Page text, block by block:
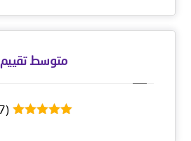
متوسط ​​تقييم
(7)